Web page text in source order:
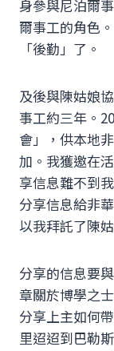
身參與尼泊爾
爾事工的角色
「後勤」了。
及後與陳姑娘
事工約三年。
會」，供本地
加。我獲邀在
享信息難不到
分享信息給非
以我拜託了陳
分享的信息要
章關於博學之
分享上主如何
里迢迢到巴勒